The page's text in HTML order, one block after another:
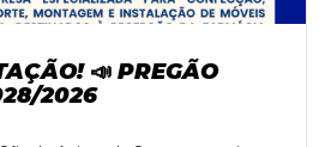
📣 PREGÃO
2026